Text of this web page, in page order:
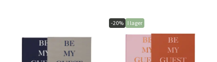
-20% I lager